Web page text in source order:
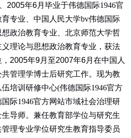
2005年6月毕业于伟德国际1946官
专业、中国人民大学bv伟德国际
政治教育专业、 北京师范大学哲
理论与思想政治教育专业，获法
2005年9月至2007年6月在中国人
共管理学博士后研究工作。现为教
培训研修中心(伟德国际1946官方
际1946官方网站市域社会治理研
导师。 兼任教育部学位与研究生
理专业学位研究生教育指导委员